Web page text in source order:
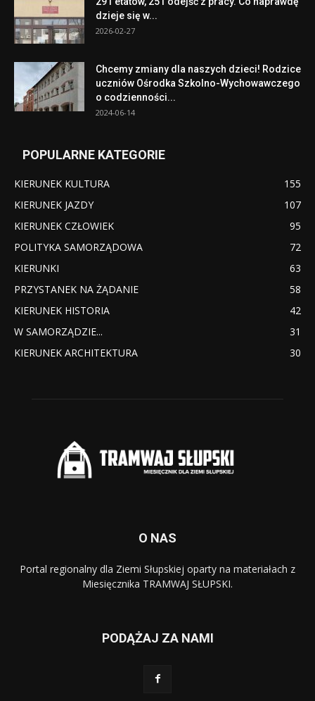
dzieje się w...
2026-02-27
Chcemy zmiany dla naszych dzieci! Rodzice
uczniów Ośrodka Szkolno-Wychowawczego
o codzienności...
2024-06-14
POPULARNE KATEGORIE
KIERUNEK KULTURA
155
KIERUNEK JAZDY
107
KIERUNEK CZŁOWIEK
95
POLITYKA SAMORZĄDOWA
72
KIERUNKI
63
PRZYSTANEK NA ŻĄDANIE
58
KIERUNEK HISTORIA
42
W SAMORZĄDZIE...
31
KIERUNEK ARCHITEKTURA
30
O NAS
Portal regionalny dla Ziemi Słupskiej oparty na materiałach z
Miesięcznika TRAMWAJ SŁUPSKI.
PODĄŻAJ ZA NAMI